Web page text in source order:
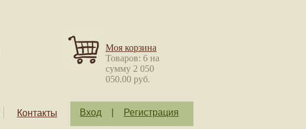
Моя корзина
Товаров: 6 на
сумму 2 050
050.00 руб.
Контакты Вход Регистрация